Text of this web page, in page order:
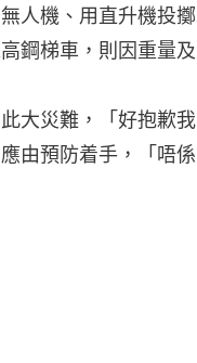
人機、用直升機投
鋼梯車，則因重量
大災難，「好抱歉
由預防着手，「唔